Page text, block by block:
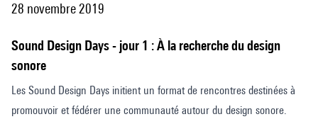
28 novembre 2019
Sound Design Days - jour 1 : À la recherche du design
sonore
Les Sound Design Days initient un format de rencontres destinées à
promouvoir et fédérer une communauté autour du design sonore.